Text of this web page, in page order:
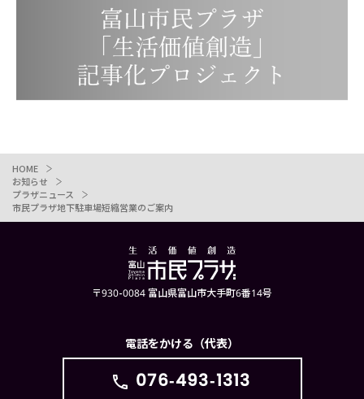
HOME
お知らせ
プラザニュース
市民プラザ地下駐車場短縮営業のご案内
〒930-0084 富山県富山市大手町6番14号
電話をかける（代表）
076-493-1313